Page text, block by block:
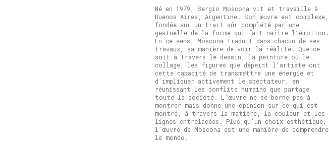
Né en 1979, Sergio Moscona vit et travaille à
Buenos Aires, Argentine. Son œuvre est complexe,
fondée sur un trait sûr complété par une
gestuelle de la forme qui fait naître l’émotion.
En ce sens, Moscona traduit dans chacun de ses
travaux, sa manière de voir la réalité. Que ce
soit à travers le dessin, la peinture ou le
collage, les figures que dépeint l’artiste ont
cette capacité de transmettre une énergie et
d’impliquer activement le spectateur, en
réunissant les conflits humains que partage
toute la société. L’œuvre ne se borne pas à
montrer mais donne une opinion sur ce qui est
montré, à travers la matière, la couleur et les
lignes entrelacées. Plus qu’un choix esthétique,
l’œuvre de Moscona est une manière de comprendre
le monde.